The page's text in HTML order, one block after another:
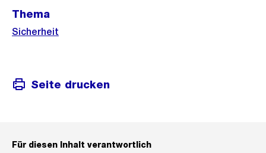
Thema
Sicherheit
Seite drucken
Für diesen Inhalt verantwortlich